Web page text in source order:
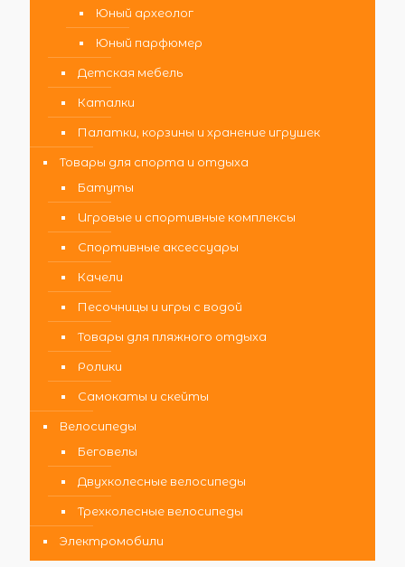
Юный археолог
Юный парфюмер
Детская мебель
Каталки
Палатки, корзины и хранение игрушек
Товары для спорта и отдыха
Батуты
Игровые и спортивные комплексы
Спортивные аксессуары
Качели
Песочницы и игры с водой
Товары для пляжного отдыха
Ролики
Самокаты и скейты
Велосипеды
Беговелы
Двухколесные велосипеды
Трехколесные велосипеды
Электромобили